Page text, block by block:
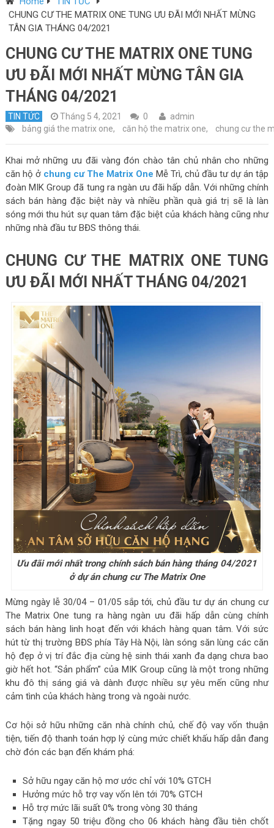
CHUNG CƯ THE MATRIX ONE TUNG ƯU ĐÃI MỚI NHẤT MỪNG
TÂN GIA THÁNG 04/2021
CHUNG CƯ THE MATRIX ONE TUNG
ƯU ĐÃI MỚI NHẤT MỪNG TÂN GIA
THÁNG 04/2021
TIN TỨC Tháng 5 4, 2021 0
admin
bảng giá the matrix one, căn hộ the matrix one, chung cư the
Khai mở những ưu đãi vàng đón chào tân chủ nhân cho những
căn hộ ở chung cư The Matrix One Mễ Trì, chủ đầu tư dự án tập
đoàn MIK Group đã tung ra ngàn ưu đãi hấp dẫn. Với những chính
sách bán hàng đặc biệt này và nhiều phần quà giá trị sẽ là làn
sóng mới thu hút sự quan tâm đặc biệt của khách hàng cũng như
những nhà đầu tư BĐS thông thái.
CHUNG CƯ THE MATRIX ONE TUNG
ƯU ĐÃI MỚI NHẤT THÁNG 04/2021
Ưu đãi mới nhất trong chính sách bán hàng tháng 04/2021
ở dự án chung cư The Matrix One
Mừng ngày lễ 30/04 – 01/05 sắp tới, chủ đầu tư dự án chung cư
The Matrix One tung ra hàng ngàn ưu đãi hấp dẫn cùng chính
sách bán hàng linh hoạt đến với khách hàng quan tâm. Với sức
hút từ thị trường BĐS phía Tây Hà Nội, làn sóng săn lùng các căn
hộ đẹp ở vị trí đắc địa cùng hệ sinh thái xanh đa dạng chưa bao
giờ hết hot. “Sản phẩm” của MIK Group cũng là một trong những
khu đô thị sáng giá và dành được nhiều sự yêu mến cũng như
cảm tình của khách hàng trong và ngoài nước.
Cơ hội sở hữu những căn nhà chính chủ, chế độ vay vốn thuận
tiện, tiến độ thanh toán hợp lý cùng mức chiết khấu hấp dẫn đang
chờ đón các bạn đến khám phá:
Sở hữu ngay căn hộ mơ ước chỉ với 10% GTCH
Hưởng mức hỗ trợ vay vốn lên tới 70% GTCH
Hỗ trợ mức lãi suất 0% trong vòng 30 tháng
Tặng ngay 50 triệu đồng cho 06 khách hàng đầu tiên chốt